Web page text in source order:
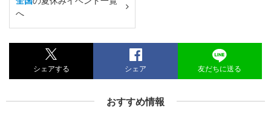
へ
シェアする シェア 友だちに送る
おすすめ情報